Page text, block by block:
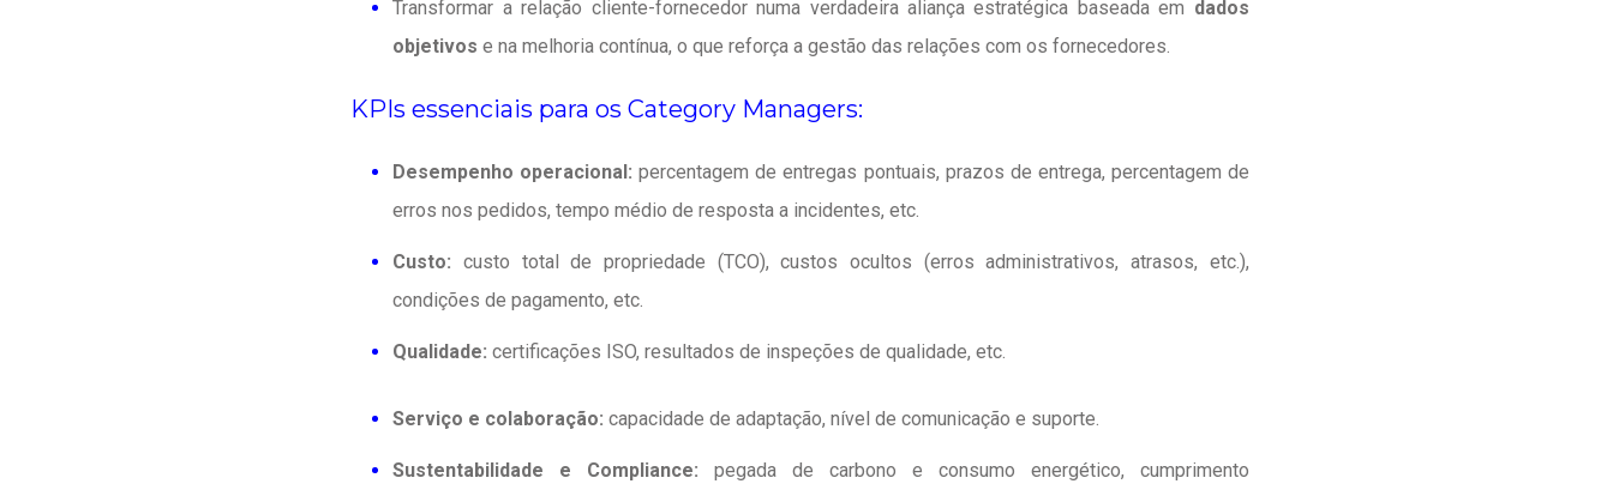
Transformar a relação cliente-fornecedor numa verdadeira aliança estratégica baseada em dados
objetivos e na melhoria contínua, o que reforça a gestão das relações com os fornecedores.
KPIs essenciais para os Category Managers:
Desempenho operacional:percentagem de entregas pontuais, prazos de entrega, percentagem de
erros nos pedidos, tempo médio de resposta a incidentes, etc.
Custo: custo total de propriedade (TCO), custos ocultos (erros administrativos, atrasos, etc.),
condições de pagamento, etc.
Qualidade:certificações ISO, resultados de inspeções de qualidade, etc.
Serviço e colaboração:capacidade de adaptação, nível de comunicação e suporte.
Sustentabilidade e Compliance:pegada de carbono e consumo energético, cumprimento